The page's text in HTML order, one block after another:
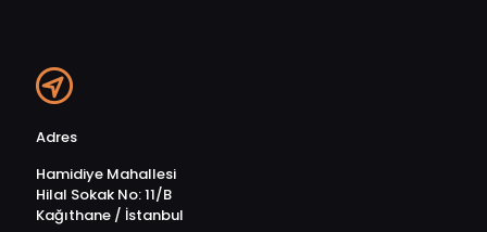
Adres
Hamidiye Mahallesi
Hilal Sokak No: 11/B
Kağıthane / İstanbul